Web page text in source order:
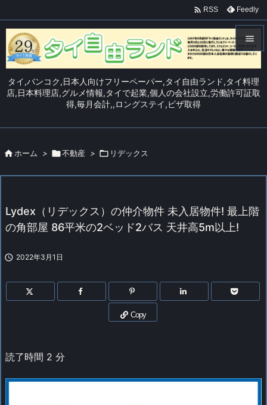
タイ,バンコク,日本人向けフリーペーパー,タイ自由ランド,タイ料理
店,日本料理店,グルメ情報,タイで起業,個人の会社設立,労働許可証取
得,毎月会計,,ロングステイ,ビザ取得

メニュ


 RSS Feedly
 ホーム > 不動産 >  リデックス
Lydex（リデックス）の仲介物件 未入居物件! 最上階
の角部屋 86平米の2ベッド2バス 天井高5m以上!
 2022年3月1日
Copy
読了時間 2 分